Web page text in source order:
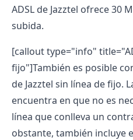
ADSL de Jazztel ofrece 30
subida.
[callout type="info"
fijo"]También es posible
de Jazztel sin línea de fijo.
encuentra en que no es
línea que conlleva un
obstante, también incluye